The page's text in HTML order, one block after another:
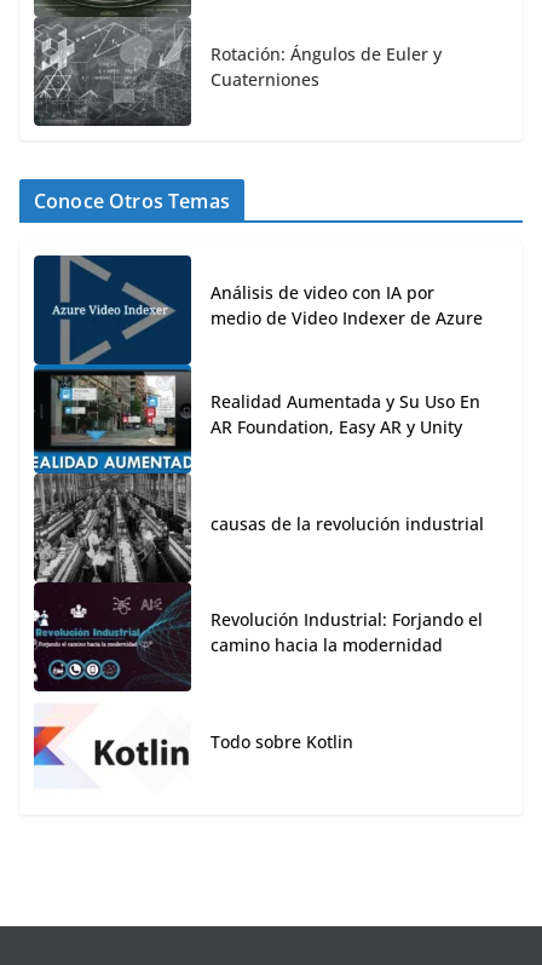
Rotación: Ángulos de Euler y
Cuaterniones
Conoce Otros Temas
Análisis de video con IA por
medio de Video Indexer de Azure
Realidad Aumentada y Su Uso En
AR Foundation, Easy AR y Unity
causas de la revolución industrial
Revolución Industrial: Forjando el
camino hacia la modernidad
Todo sobre Kotlin